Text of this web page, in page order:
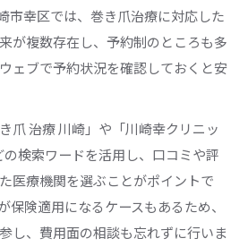
市幸区では、巻き爪治療に対応した
が複数存在し、予約制のところも多
ェブで予約状況を確認しておくと安
爪 治療 川崎」や「川崎幸クリニッ
の検索ワードを活用し、口コミや評
医療機関を選ぶことがポイントで
保険適用になるケースもあるため、
し、費用面の相談も忘れずに行いま